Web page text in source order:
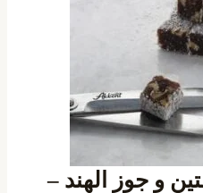
و جوز الهند –